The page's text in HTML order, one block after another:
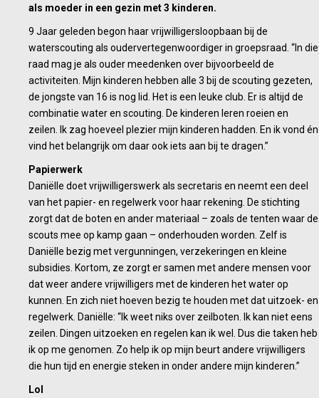
als moeder in een gezin met 3 kinderen.
9 Jaar geleden begon haar vrijwilligersloopbaan bij de
waterscouting als oudervertegenwoordiger in groepsraad. “In die
raad mag je als ouder meedenken over bijvoorbeeld de
activiteiten. Mijn kinderen hebben alle 3 bij de scouting gezeten,
de jongste van 16 is nog lid. Het is een leuke club. Er is altijd de
combinatie water en scouting. De kinderen leren roeien en
zeilen. Ik zag hoeveel plezier mijn kinderen hadden. En ik vond én
vind het belangrijk om daar ook iets aan bij te dragen.”
Papierwerk
Daniëlle doet vrijwilligerswerk als secretaris en neemt een deel
van het papier- en regelwerk voor haar rekening. De stichting
zorgt dat de boten en ander materiaal – zoals de tenten waar de
scouts mee op kamp gaan – onderhouden worden. Zelf is
Daniëlle bezig met vergunningen, verzekeringen en kleine
subsidies. Kortom, ze zorgt er samen met andere mensen voor
dat weer andere vrijwilligers met de kinderen het water op
kunnen. En zich niet hoeven bezig te houden met dat uitzoek- en
regelwerk. Daniëlle: “Ik weet niks over zeilboten. Ik kan niet eens
zeilen. Dingen uitzoeken en regelen kan ik wel. Dus die taken heb
ik op me genomen. Zo help ik op mijn beurt andere vrijwilligers
die hun tijd en energie steken in onder andere mijn kinderen.”
Lol